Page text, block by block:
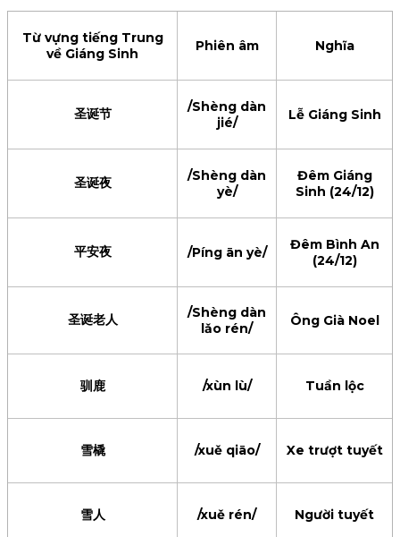
Từ vựng tiếng Trung
về Giáng Sinh
Phiên âm Nghĩa
圣诞节
/Shèng dàn
jié/
Lễ Giáng Sinh
圣诞夜
/Shèng dàn
yè/
Đêm Giáng
Sinh (24/12)
平安夜 /Píng ān yè/
Đêm Bình An
(24/12)
圣诞老人
/Shèng dàn
lǎo rén/
Ông Già Noel
驯鹿 /xùn lù/ Tuần lộc
雪橇 /xuě qiāo/ Xe trượt tuyết
雪人 /xuě rén/ Người tuyết